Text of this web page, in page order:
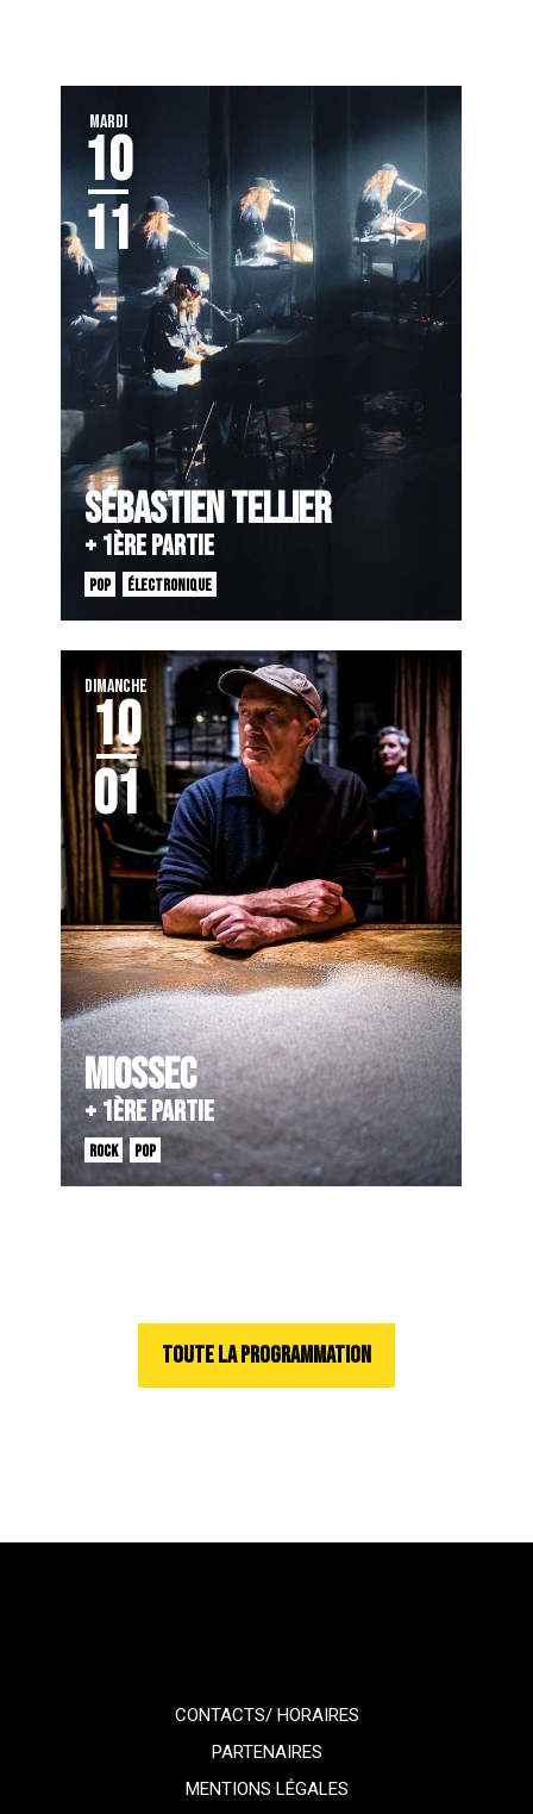
MARDI
10
11
SÉBASTIEN TELLIER
+ 1ÈRE PARTIE
POP ÉLECTRONIQUE
DIMANCHE
10
01
MIOSSEC
+ 1ÈRE PARTIE
ROCK POP
TOUTE LA PROGRAMMATION
CONTACTS/ HORAIRES
PARTENAIRES
MENTIONS LÉGALES